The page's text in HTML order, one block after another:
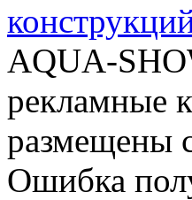
AQUA-
рекламные
размещены
Ошибка